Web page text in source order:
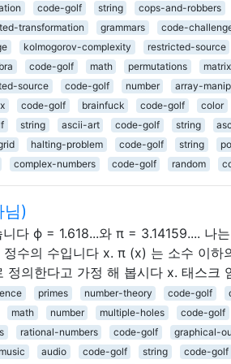
code-golf string cops-and-robbers
transformation grammars code-
kolmogorov-complexity restricted-source
code-golf math permutations matrix
source code-golf number array-
code-golf brainfuck code-golf color
string ascii-art code-golf string
halting-problem code-golf string
complex-numbers code-golf random
님)
다 ϕ = 1.618...와 π = 3.14159.... 나
정수의 수입니다 x. π (x) 는 소수 이
정의한다고 가정 해 봅시다 x. 태스크
primes number-theory code-golf
math number multiple-holes code-golf
rational-numbers code-golf graphical-
music audio code-golf string code-golf